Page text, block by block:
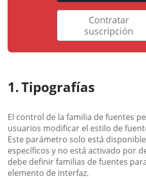
Contratar
suscripción
Tipografías
El control de la familia de fuentes
usuarios modificar el estilo de
Este parámetro solo está
específicos y no está activado por
debe definir familias de fuentes
elemento de interfaz.